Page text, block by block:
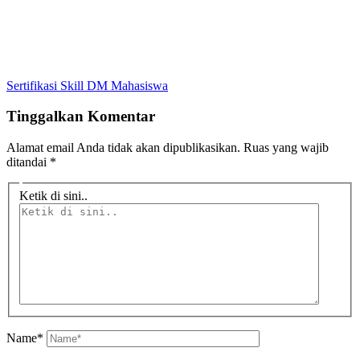
Sertifikasi Skill DM Mahasiswa
Tinggalkan Komentar
Alamat email Anda tidak akan dipublikasikan. Ruas yang wajib
ditandai *
Ketik di sini..
Name*